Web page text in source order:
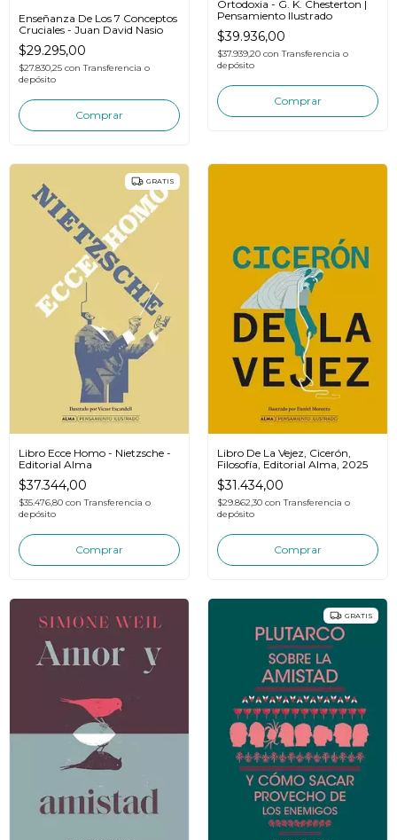
Enseñanza De Los 7 Conceptos
Cruciales - Juan David Nasio
$29.295,00
$27.830,25 con Transferencia o
depósito
Ortodoxia - G. K. Chesterton |
Pensamiento Ilustrado
$39.936,00
$37.939,20 con Transferencia o
depósito
GRATIS
Libro Ecce Homo - Nietzsche -
Editorial Alma
$37.344,00
$35.476,80 con Transferencia o
depósito
Libro De La Vejez, Cicerón,
Filosofía, Editorial Alma, 2025
$31.434,00
$29.862,30 con Transferencia o
depósito
GRATIS